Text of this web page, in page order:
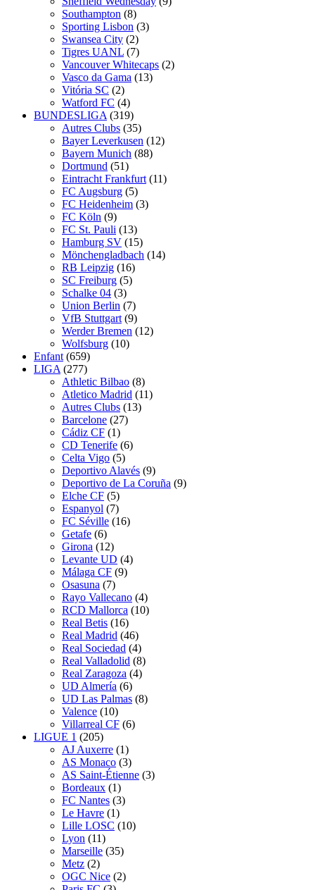
Southampton (8)
Sporting Lisbon (3)
Swansea City (2)
Tigres UANL (7)
Vancouver Whitecaps (2)
Vasco da Gama (13)
Vitória SC (2)
Watford FC (4)
BUNDESLIGA (319)
Autres Clubs (35)
Bayer Leverkusen (12)
Bayern Munich (88)
Dortmund (51)
Eintracht Frankfurt (11)
FC Augsburg (5)
FC Heidenheim (3)
FC Köln (9)
FC St. Pauli (13)
Hamburg SV (15)
Mönchengladbach (14)
RB Leipzig (16)
SC Freiburg (5)
Schalke 04 (3)
Union Berlin (7)
VfB Stuttgart (9)
Werder Bremen (12)
Wolfsburg (10)
Enfant (659)
LIGA (277)
Athletic Bilbao (8)
Atletico Madrid (11)
Autres Clubs (13)
Barcelone (27)
Cádiz CF (1)
CD Tenerife (6)
Celta Vigo (5)
Deportivo Alavés (9)
Deportivo de La Coruña (9)
Elche CF (5)
Espanyol (7)
FC Séville (16)
Getafe (6)
Girona (12)
Levante UD (4)
Málaga CF (9)
Osasuna (7)
Rayo Vallecano (4)
RCD Mallorca (10)
Real Betis (16)
Real Madrid (46)
Real Sociedad (4)
Real Valladolid (8)
Real Zaragoza (4)
UD Almería (6)
UD Las Palmas (8)
Valence (10)
Villarreal CF (6)
LIGUE 1 (205)
AJ Auxerre (1)
AS Monaco (3)
AS Saint-Étienne (3)
Bordeaux (1)
FC Nantes (3)
Le Havre (1)
Lille LOSC (10)
Lyon (11)
Marseille (35)
Metz (2)
OGC Nice (2)